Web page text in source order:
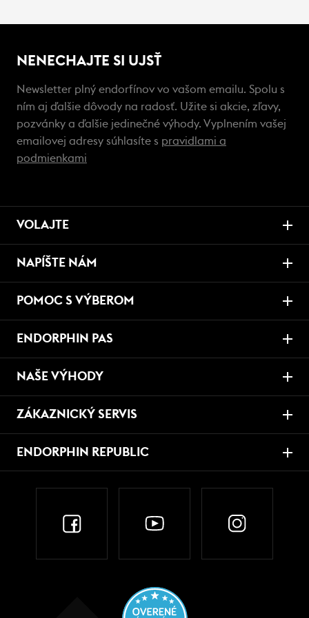
NENECHAJTE SI UJSŤ
Newsletter plný endorfínov vo vašom emailu. Spolu s
ním aj ďalšie dôvody na radosť. Užite si akcie, zľavy,
pozvánky a ďalšie jedinečné výhody. Vyplnením vašej
emailovej adresy súhlasíte s pravidlami a
podmienkami
VOLAJTE
NAPÍŠTE NÁM
POMOC S VÝBEROM
ENDORPHIN PAS
NAŠE VÝHODY
ZÁKAZNICKÝ SERVIS
ENDORPHIN REPUBLIC